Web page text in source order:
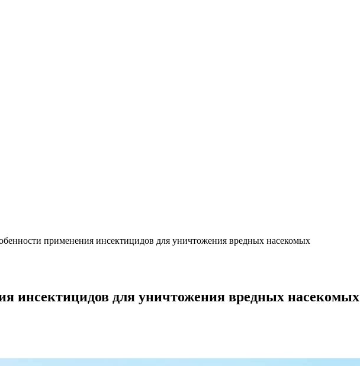
применения инсектицидов для уничтожения вредных насекомых
инсектицидов для уничтожения вредных насекомых